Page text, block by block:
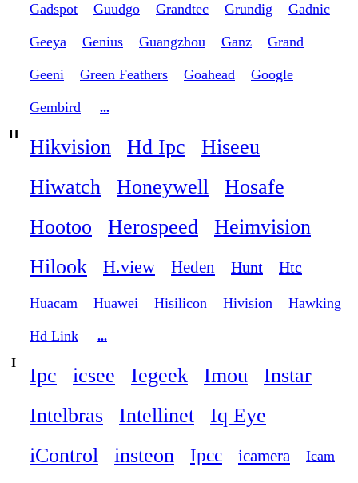
Gadspot Guudgo Grandtec Grundig Gadnic
Geeya Genius Guangzhou Ganz Grand
Geeni Green Feathers Goahead Google
Gembird
...
H
Hikvision Hd Ipc
Hiseeu
Hiwatch
Honeywell
Hosafe
Hootoo
Herospeed
Heimvision
Hilook
H.view Heden Hunt Htc
Huacam Huawei Hisilicon Hivision Hawking
Hd Link
...
I
Ipc icsee Iegeek Imou
Instar
Intelbras
Intellinet
Iq Eye
iControl
insteon Ipcc icamera Icam